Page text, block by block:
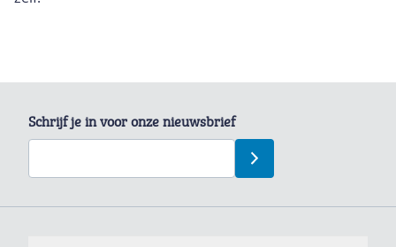
Schrijf je in voor onze nieuwsbrief